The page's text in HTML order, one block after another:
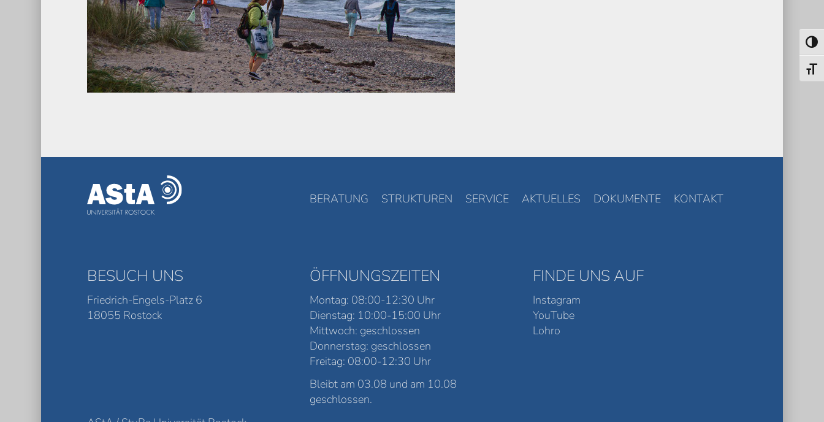
BERATUNG STRUKTUREN SERVICE AKTUELLES DOKUMENTE KONTAKT
BESUCH UNS
Friedrich-Engels-Platz 6
18055 Rostock
ÖFFNUNGSZEITEN
Montag: 08:00-12:30 Uhr
Dienstag: 10:00-15:00 Uhr
Mittwoch: geschlossen
Donnerstag: geschlossen
Freitag: 08:00-12:30 Uhr
Bleibt am 03.08 und am 10.08
geschlossen.
FINDE UNS AUF
Instagram
YouTube
Lohro